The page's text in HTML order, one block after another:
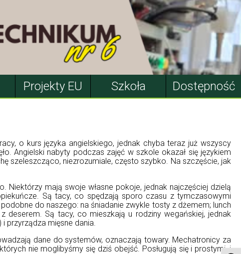
Projekty EU Szkoła Dostępność
o kurs języka angielskiego, jednak chyba teraz już wszyscy
Angielski nabyty podczas zajęć w szkole okazał się językiem
szeleszcząco, niezrozumiale, często szybko. Na szczęście, jak
mają swoje własne pokoje, jednak najczęściej dzielą
Są tacy, co spędzają sporo czasu z tymczasowymi
do naszego: na śniadanie zwykle tosty z dżemem; lunch
Są tacy, co mieszkają u rodziny wegańskiej, jednak
przyrządza mięsne dania.
dane do systemów, oznaczają towary. Mechatronicy za
nie moglibyśmy się dziś obejść. Posługują się i prostymi, i